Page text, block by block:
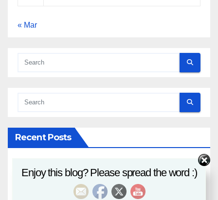
« Mar
Recent Posts
八字課程
Enjoy this blog? Please spread the word :)